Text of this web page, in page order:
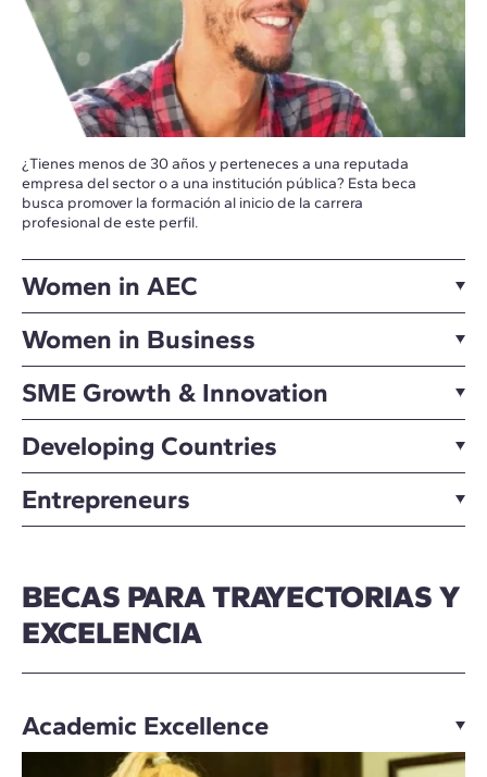
¿Tienes menos de 30 años y perteneces a una reputada
empresa del sector o a una institución pública? Esta beca
busca promover la formación al inicio de la carrera
profesional de este perfil.
Women in AEC
Women in Business
SME Growth & Innovation
Developing Countries
Entrepreneurs
BECAS PARA TRAYECTORIAS Y
EXCELENCIA
Academic Excellence